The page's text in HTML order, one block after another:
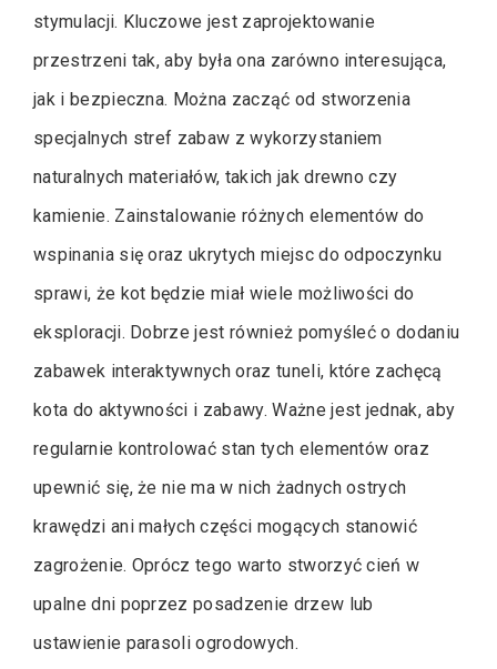
stymulacji. Kluczowe jest zaprojektowanie
przestrzeni tak, aby była ona zarówno interesująca,
jak i bezpieczna. Można zacząć od stworzenia
specjalnych stref zabaw z wykorzystaniem
naturalnych materiałów, takich jak drewno czy
kamienie. Zainstalowanie różnych elementów do
wspinania się oraz ukrytych miejsc do odpoczynku
sprawi, że kot będzie miał wiele możliwości do
eksploracji. Dobrze jest również pomyśleć o dodaniu
zabawek interaktywnych oraz tuneli, które zachęcą
kota do aktywności i zabawy. Ważne jest jednak, aby
regularnie kontrolować stan tych elementów oraz
upewnić się, że nie ma w nich żadnych ostrych
krawędzi ani małych części mogących stanowić
zagrożenie. Oprócz tego warto stworzyć cień w
upalne dni poprzez posadzenie drzew lub
ustawienie parasoli ogrodowych.